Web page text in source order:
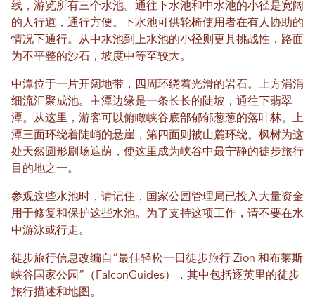
线，游览所有三个水池。通往下水池和中水池的小径是宽阔
的人行道，通行方便。下水池可供轮椅使用者在有人协助的
情况下通行。从中水池到上水池的小径则更具挑战性，路面
为不平整的沙石，坡度中等至较大。
中潭位于一片开阔地带，四周环绕着光滑的岩石。上方涓涓
细流汇聚成池。主潭边缘是一条长长的陡坡，通往下翡翠
潭。从这里，游客可以俯瞰峡谷底部郁郁葱葱的落叶林。上
潭三面环绕着陡峭的悬崖，第四面则被山麓环绕。枫树为这
处天然圆形剧场遮荫，使这里成为峡谷中最宁静的徒步旅行
目的地之一。
参观这些水池时，请记住，国家公园管理局已投入大量资金
用于修复和保护这些水池。为了支持这项工作，请不要在水
中游泳或行走。
徒步旅行信息改编自“最佳轻松一日徒步旅行 Zion 和布莱斯
峡谷国家公园”（FalconGuides），其中包括逐英里的徒步
旅行描述和地图。